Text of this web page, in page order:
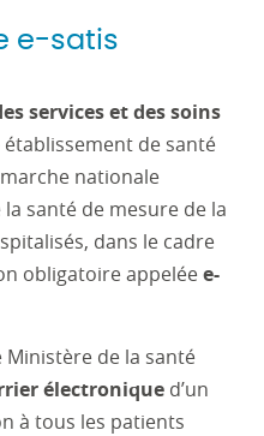
e-satis
services et des soins
de santé
nationale
santé de mesure de la
dans le cadre
obligatoire appeléee-
de la santé
électronique d’un
à tous les patients